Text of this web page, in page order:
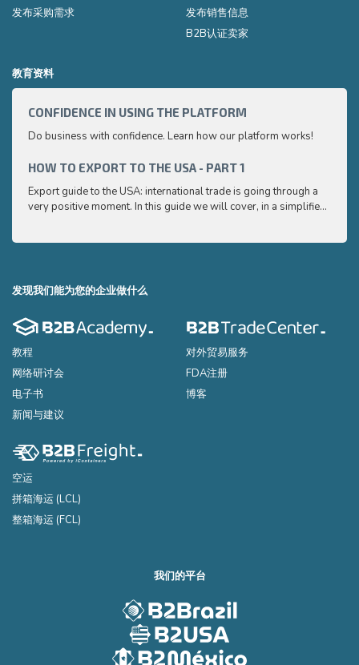
发布采购需求
发布销售信息
B2B认证卖家
教育资料
CONFIDENCE IN USING THE PLATFORM
Do business with confidence. Learn how our platform works!
HOW TO EXPORT TO THE USA - PART 1
Export guide to the USA: international trade is going through a
very positive moment. In this guide we will cover, in a simplified
to
发现我们能为您的企业做什么
教程
网络研讨会
电子书
新闻与建议
对外贸易服务
FDA注册
博客
空运
拼箱海运 (LCL)
整箱海运 (FCL)
我们的平台